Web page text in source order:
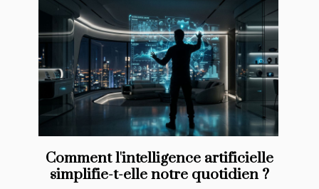
Comment l'intelligence artificielle
simplifie-t-elle notre quotidien ?